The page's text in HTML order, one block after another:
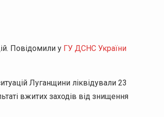
Повідомили у ГУ ДСНС України
Луганщини ліквідували 23
вжитих заходів від знищення